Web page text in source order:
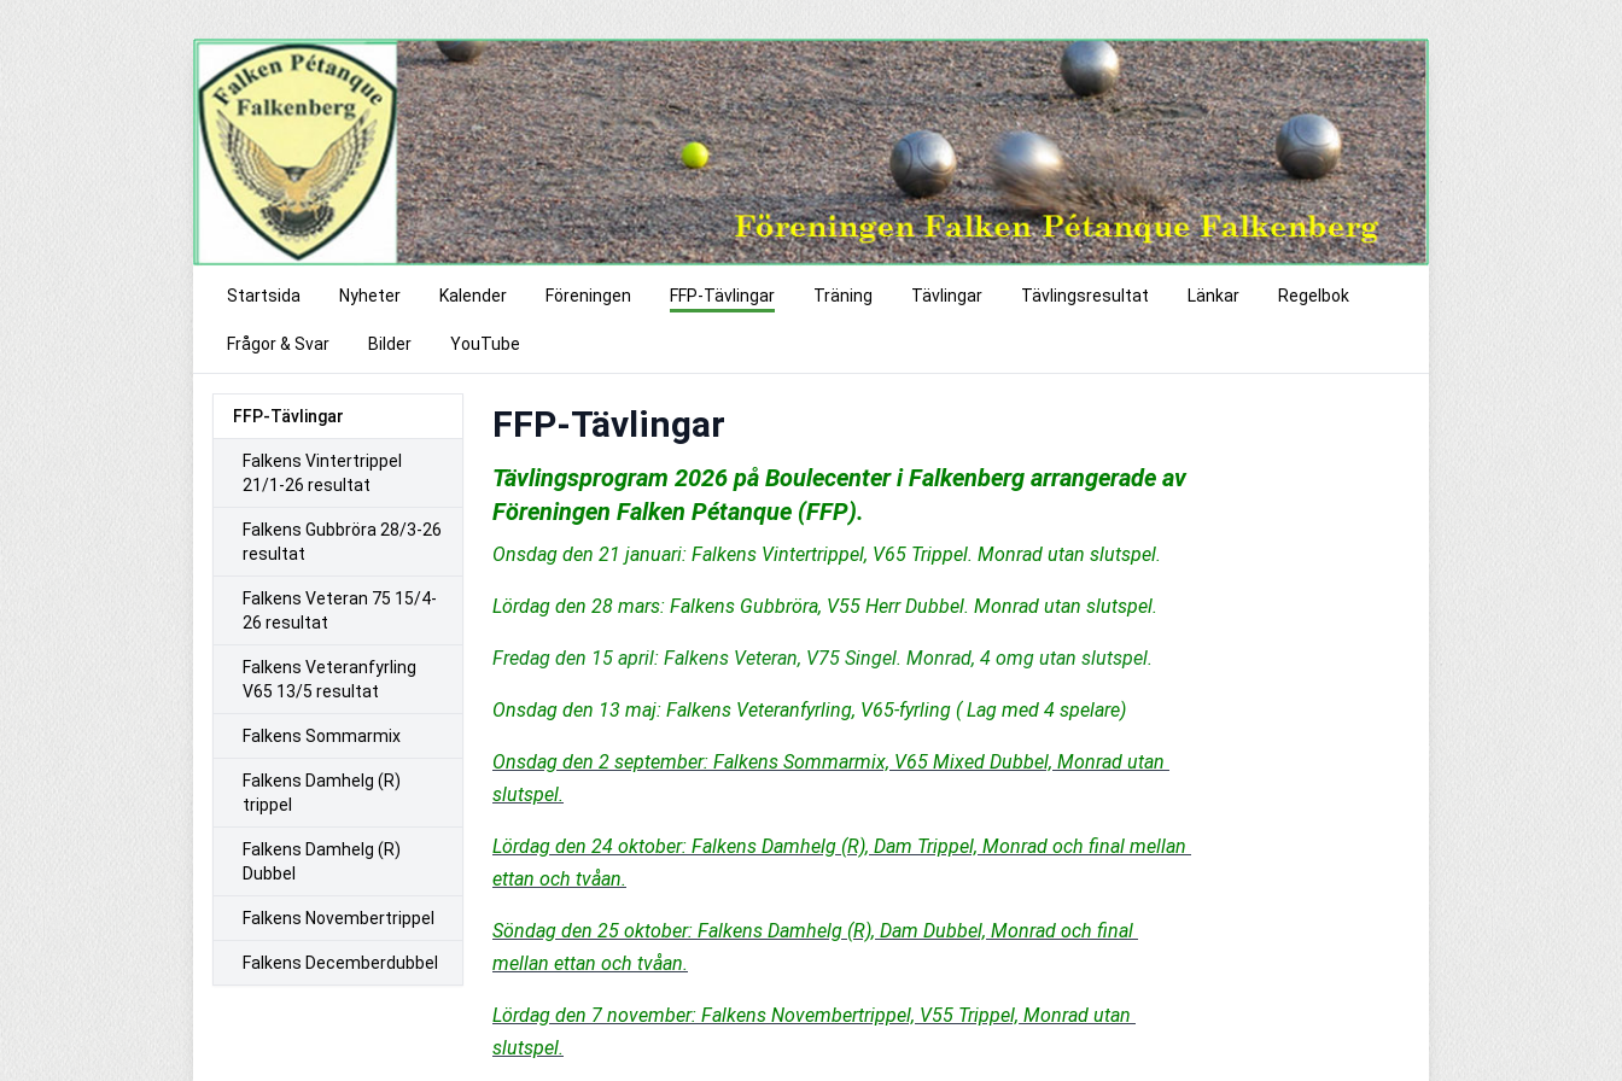
Startsida Nyheter Kalender Föreningen FFP-Tävlingar Träning Tävlingar Tävlingsresultat Länkar Regelbok
Frågor & Svar Bilder YouTube
FFP-Tävlingar
Falkens Vintertrippel
21/1-26 resultat
Falkens Gubbröra 28/3-26
resultat
Falkens Veteran 75 15/4-
26 resultat
Falkens Veteranfyrling
V65 13/5 resultat
Falkens Sommarmix
Falkens Damhelg (R)
trippel
Falkens Damhelg (R)
Dubbel
Falkens Novembertrippel
Falkens Decemberdubbel
FFP-Tävlingar
Tävlingsprogram 2026 på Boulecenter i Falkenberg arrangerade av
Föreningen Falken Pétanque (FFP).
Onsdag den 21 januari: Falkens Vintertrippel, V65 Trippel. Monrad utan slutspel.
Lördag den 28 mars: Falkens Gubbröra, V55 Herr Dubbel. Monrad utan slutspel.
Fredag den 15 april: Falkens Veteran, V75 Singel. Monrad, 4 omg utan slutspel.
Onsdag den 13 maj: Falkens Veteranfyrling, V65-fyrling ( Lag med 4 spelare)
Onsdag den 2 september: Falkens Sommarmix, V65 Mixed Dubbel, Monrad utan
slutspel.
Lördag den 24 oktober: Falkens Damhelg (R), Dam Trippel, Monrad och final mellan
ettan och tvåan.
Söndag den 25 oktober: Falkens Damhelg (R), Dam Dubbel, Monrad och final
mellan ettan och tvåan.
Lördag den 7 november: Falkens Novembertrippel, V55 Trippel, Monrad utan
slutspel.